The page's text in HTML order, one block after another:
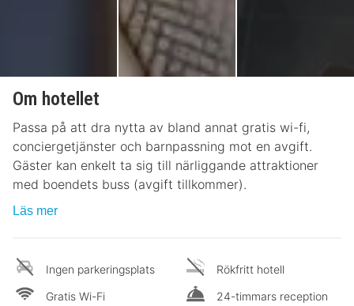
Om hotellet
Passa på att dra nytta av bland annat gratis wi-fi,
conciergetjänster och barnpassning mot en avgift.
Gäster kan enkelt ta sig till närliggande attraktioner
med boendets buss (avgift tillkommer).
Läs mer
Ingen parkeringsplats
Gratis Wi-Fi
Rökfritt hotell
24-timmars reception